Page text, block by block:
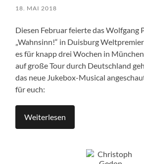
18. MAI 2018
Diesen Februar feierte das Wolfgang
„Wahnsinn!“ in Duisburg
es für knapp drei Wochen in
auf große Tour durch Deutschland
das neue Jukebox-Musical
für euch:
Weiterlesen